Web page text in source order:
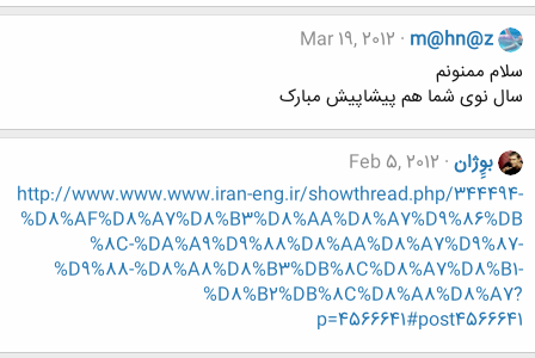
m@hn@z
Mar 19, 2012
سلام ممنونم
سال نوی شما هم پیشاپیش مبارک
بوِِژان Feb 5, 2012
http://www.www.www.iran-eng.ir/showthread.php/344494-
%D8%AF%D8%A7%D8%B3%D8%AA%D8%A7%D9%86%DB
%8C-%DA%A9%D9%88%D8%AA%D8%A7%D9%87-
%D9%88-%D8%A8%D8%B3%DB%8C%D8%A7%D8%B1-
%D8%B2%DB%8C%D8%A8%D8%A7?
p=4566641#post4566641